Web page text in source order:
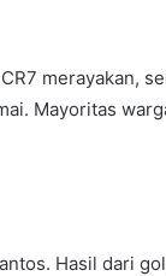
merayakan,
Mayoritas
Hasil dari